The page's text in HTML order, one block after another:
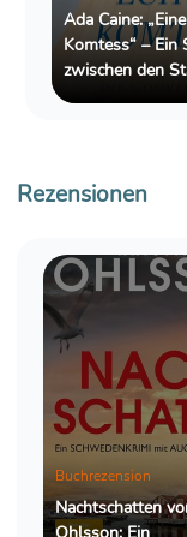
Ada Caine:
Komtess“ – Ein
zwischen den
Rezensionen
Buchrezension
Nachtschatten
Ohlsson: Ein